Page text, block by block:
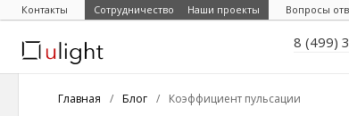
Контакты Сотрудничество Наши проекты Вопросы
8 (499)
Главная / Блог / Коэффициент пульсации